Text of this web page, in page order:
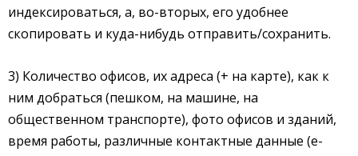
индексироваться, а, во-вторых, его удобнее
скопировать и куда-нибудь отправить/сохранить.
3) Количество офисов, их адреса (+ на карте), как к
ним добраться (пешком, на машине, на
общественном транспорте), фото офисов и зданий,
время работы, различные контактные данные (e-